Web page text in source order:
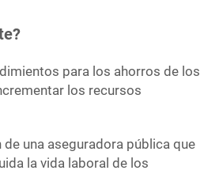
para los ahorros de los
los recursos
una aseguradora pública que
la vida laboral de los